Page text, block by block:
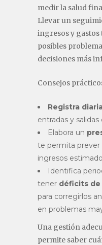
medir la salud
Llevar un
ingresos y
posibles
decisiones más
Consejos
Registra
entradas y salidas
Elabora un
te permita prever
ingresos
Identifica
tener déficits de
para corregirlos
en problemas
Una gestión
permite saber